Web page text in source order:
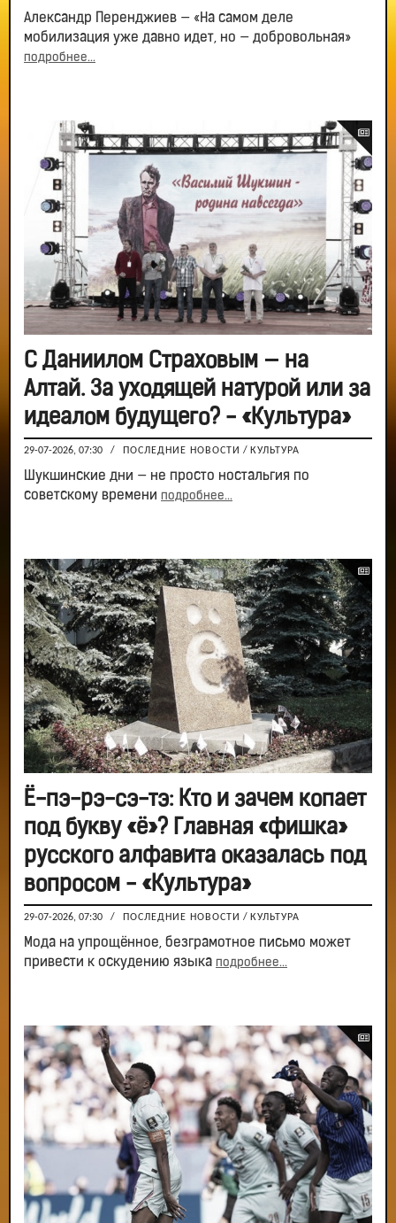
Александр Перенджиев — «На самом деле
мобилизация уже давно идет, но — добровольная»
подробнее...
С Даниилом Страховым — на
Алтай. За уходящей натурой или за
идеалом будущего? - «Культура»
29-07-2026, 07:30 / ПОСЛЕДНИЕ НОВОСТИ / КУЛЬТУРА
Шукшинские дни — не просто ностальгия по
советскому времени подробнее...
Ё-пэ-рэ-сэ-тэ: Кто и зачем копает
под букву «ё»? Главная «фишка»
русского алфавита оказалась под
вопросом - «Культура»
29-07-2026, 07:30 / ПОСЛЕДНИЕ НОВОСТИ / КУЛЬТУРА
Мода на упрощённое, безграмотное письмо может
привести к оскудению языка подробнее...